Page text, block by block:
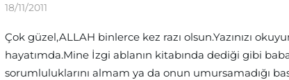
18/11/2011
Çok güzel,ALLAH binlerce kez razı olsun.Yazınızı
hayatımda.Mine İzgi ablanın kitabında dediği gibi
sorumluluklarını almam ya da onun umursamadığı